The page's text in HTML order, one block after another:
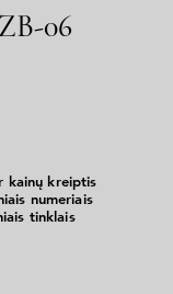
06
kainų kreiptis
numeriais
tinklais